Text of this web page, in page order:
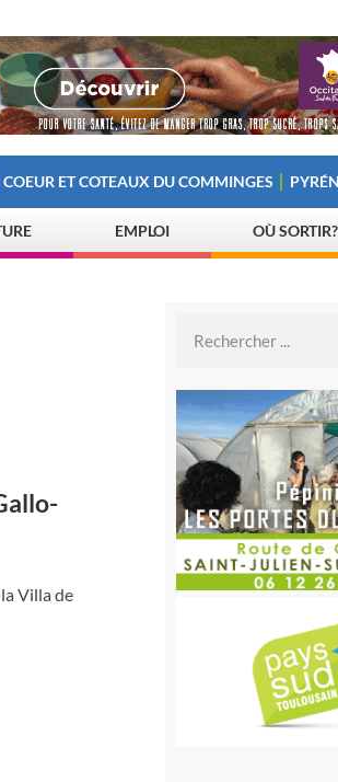
COEUR ET COTEAUX DU COMMINGES
EMPLOI OÙ SORTIR?
Villa de